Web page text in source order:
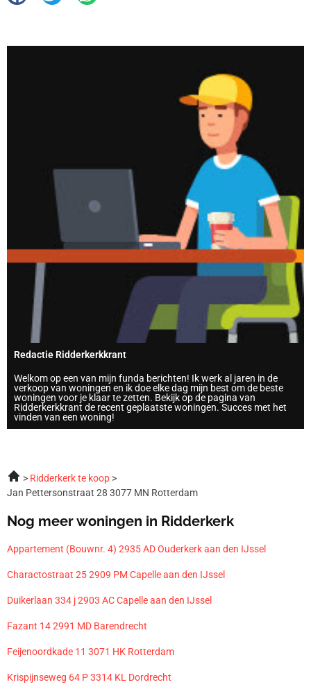
Redactie Ridderkerkkrant
Welkom op een van mijn funda berichten! Ik werk al jaren in de
verkoop van woningen en ik doe elke dag mijn best om de beste
woningen voor je klaar te zetten. Bekijk op de pagina van
Ridderkerkkrant de recent geplaatste woningen. Succes met het
vinden van een woning!
Ridderkerk te koop
Jan Pettersonstraat 28 3077 MN Rotterdam
Nog meer woningen in Ridderkerk
Appartement (Bouwnr. 4) 2935 AD Ouderkerk aan den IJssel
Charactostraat 25 2909 PM Capelle aan den IJssel
Duikerlaan 334 j 2903 AC Capelle aan den IJssel
Fazant 14 2991 MD Barendrecht
Feijenoordkade 11 3071 HK Rotterdam
Krispijnseweg 64 P 3314 KL Dordrecht